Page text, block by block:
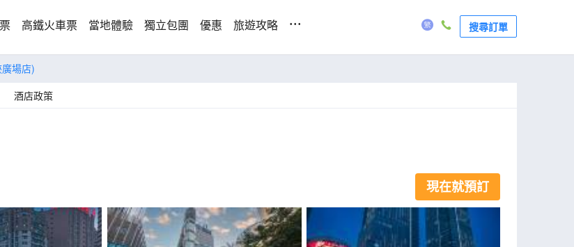
高鐵火車票 當地體驗 獨立包團 優惠 旅遊攻略 ... 搜尋訂單
場店)
酒店政策
現在就預訂